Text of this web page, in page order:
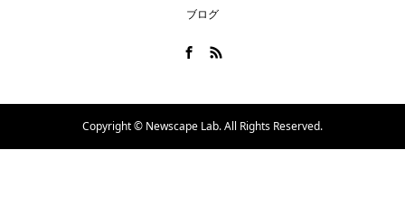
ブログ
Copyright © Newscape Lab. All Rights Reserved.